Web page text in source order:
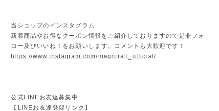
当ショップのインスタグラム
新着商品やお得なクーポン情報をご紹介しておりますので是非フォ
ロー及びいいね！をお願いします。コメントも大歓迎です！
https://www.instagram.com/magniraff_official/
公式LINEお友達募集中
【LINEお友達登録リンク】